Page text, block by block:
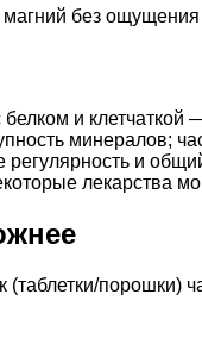
без
и
минералов;
регулярность и
лекарства
(таблетки/